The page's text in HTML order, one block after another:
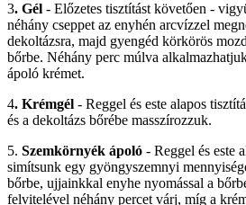
3. Gél - Előzetes tisztítást követően -
néhány cseppet az enyhén arcvízzel
dekoltázsra, majd gyengéd körkörös
bőrbe. Néhány perc múlva
ápoló krémet.
4. Krémgél - Reggel és este alapos
és a dekoltázs bőrébe masszírozzuk.
5. Szemkörnyék ápoló - Reggel és este
simítsunk egy gyöngyszemnyi
bőrbe, ujjainkkal enyhe nyomással a
felvitelével néhány percet várj, míg a